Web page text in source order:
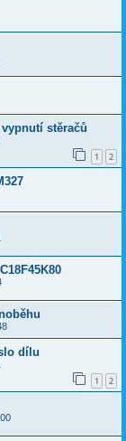
stěračů
1 2
dílu
1 2